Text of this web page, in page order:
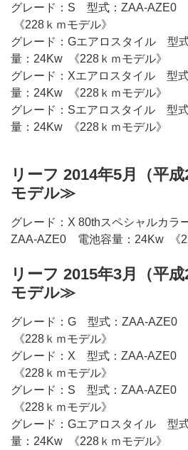
グレード：S 型式：ZAA-AZE0
《228ｋｍモデル》
グレード：Gエアロスタイル 型
量：24Kw 《228ｋｍモデル》
グレード：Xエアロスタイル 型
量：24Kw 《228ｋｍモデル》
グレード：Sエアロスタイル 型
量：24Kw 《228ｋｍモデル》
リーフ 2014年5月（平
モデル≫
グレード：X 80thスペシャルカラ
ZAA-AZE0 電池容量：24Kw 《
リーフ 2015年3月（平
モデル≫
グレード：G 型式：ZAA-AZE0
《228ｋｍモデル》
グレード：X 型式：ZAA-AZE0
《228ｋｍモデル》
グレード：S 型式：ZAA-AZE0
《228ｋｍモデル》
グレード：Gエアロスタイル 型
量：24Kw 《228ｋｍモデル》